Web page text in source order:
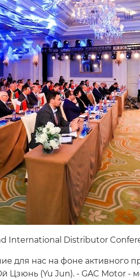
International Distributor
для нас на фоне активного
Цзюнь (Yu Jun). - GAC Motor